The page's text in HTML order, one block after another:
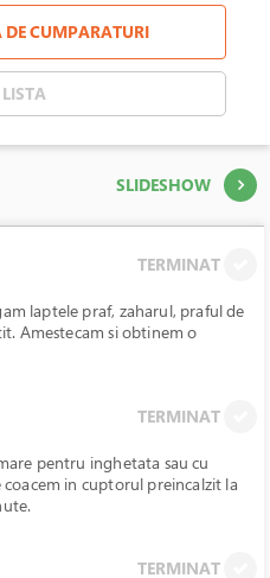
CUMPARATURI
SLIDESHOW
TERMINAT
laptele praf, zaharul, praful de
Amestecam si obtinem o
TERMINAT
pentru inghetata sau cu
in cuptorul preincalzit la
TERMINAT